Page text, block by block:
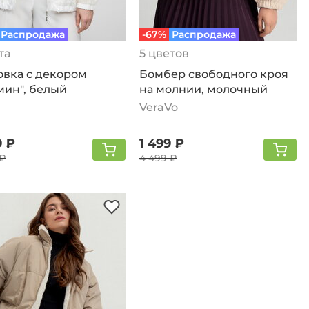
Распродажа
с декором
белый
₽
-67% Распродажа
5 цветов
Бомбер свободного кроя
на молнии, молочный
VeraVo
1 499 ₽
4 499 ₽